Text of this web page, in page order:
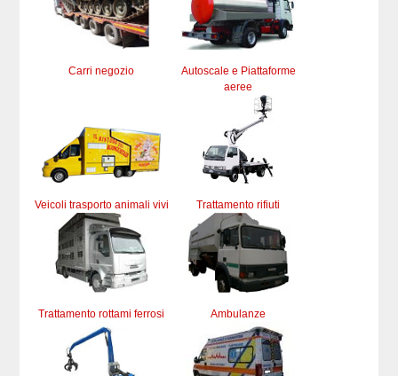
Carri negozio
Autoscale e Piattaforme
aeree
Veicoli trasporto animali vivi Trattamento rifiuti
Trattamento rottami ferrosi Ambulanze